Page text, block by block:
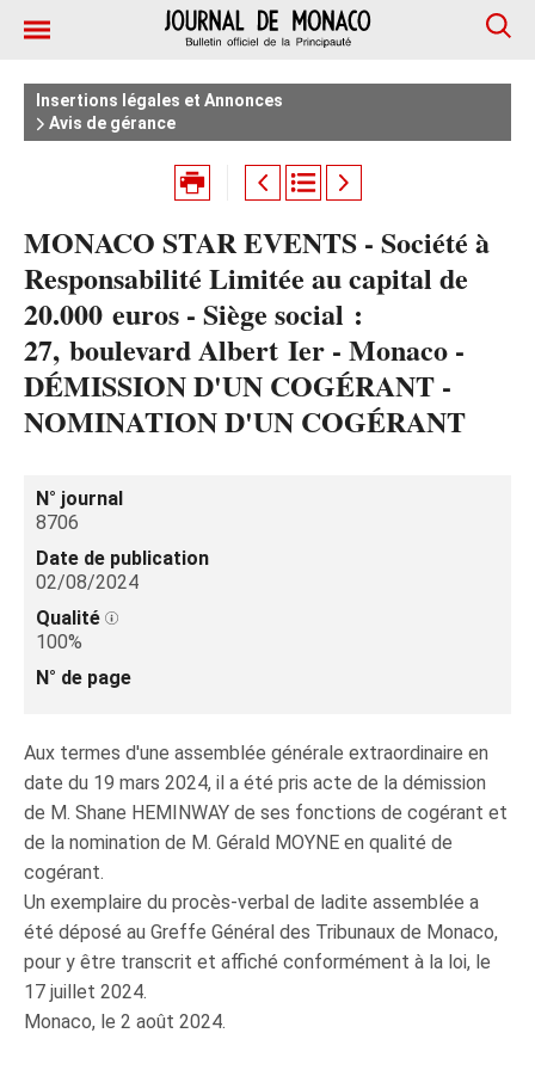
Insertions légales et Annonces
Avis de gérance
MONACO STAR EVENTS - Société à
Responsabilité Limitée au capital de
20.000 euros - Siège social :
27, boulevard Albert Ier - Monaco -
DÉMISSION D'UN COGÉRANT -
NOMINATION D'UN COGÉRANT
N° journal
8706
Date de publication
02/08/2024
Qualité
100%
N° de page
Aux termes d'une assemblée générale extraordinaire en
date du 19 mars 2024, il a été pris acte de la démission
de M. Shane HEMINWAY de ses fonctions de cogérant et
de la nomination de M. Gérald MOYNE en qualité de
cogérant.
Un exemplaire du procès-verbal de ladite assemblée a
été déposé au Greffe Général des Tribunaux de Monaco,
pour y être transcrit et affiché conformément à la loi, le
17 juillet 2024.
Monaco, le 2 août 2024.